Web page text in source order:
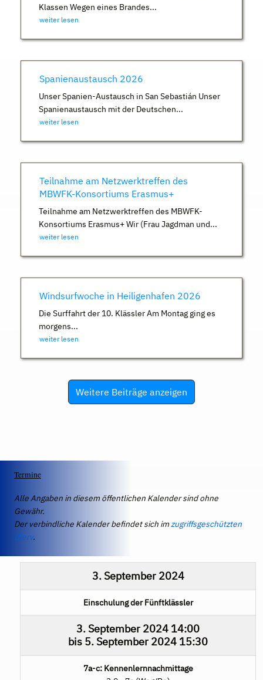
Klassen Wegen eines Brandes...
weiter lesen
Spanienaustausch 2026
Unser Spanien-Austausch in San Sebastián Unser
Spanienaustausch mit der Deutschen...
weiter lesen
Teilnahme am Netzwerktreffen des
MBWFK-Konsortiums Erasmus+
Teilnahme am Netzwerktreffen des MBWFK-
Konsortiums Erasmus+ Wir (Frau Jagdman und...
weiter lesen
Windsurfwoche in Heiligenhafen 2026
Die Surffahrt der 10. Klässler Am Montag ging es
morgens...
weiter lesen
Weitere Beiträge anzeigen
Termine
Alle Angaben in diesem öffentlichen Kalender sind ohne
Gewähr.
Der verbindliche Kalender befindet sich imzugriffsgeschützten
IServ.
3. September 2024
Einschulung der Fünftklässler
3. September 2024 14:00
bis 5. September 2024 15:30
7a-c: Kennenlernnachmittage